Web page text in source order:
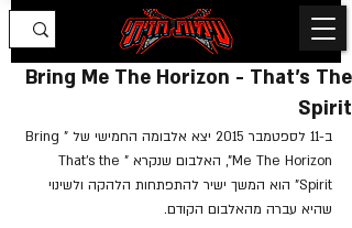
Bring Me The Horizon - That's The
Spirit
ב-11 לספטמבר 2015 יצא אלבומה החמישי של "Bring
Me The Horizon", האלבום שנקרא "That’s the
Spirit" הוא המשך ישיר להתפתחות הלהקה ולשינוי
שהיא עברה מהאלבום הקודם.